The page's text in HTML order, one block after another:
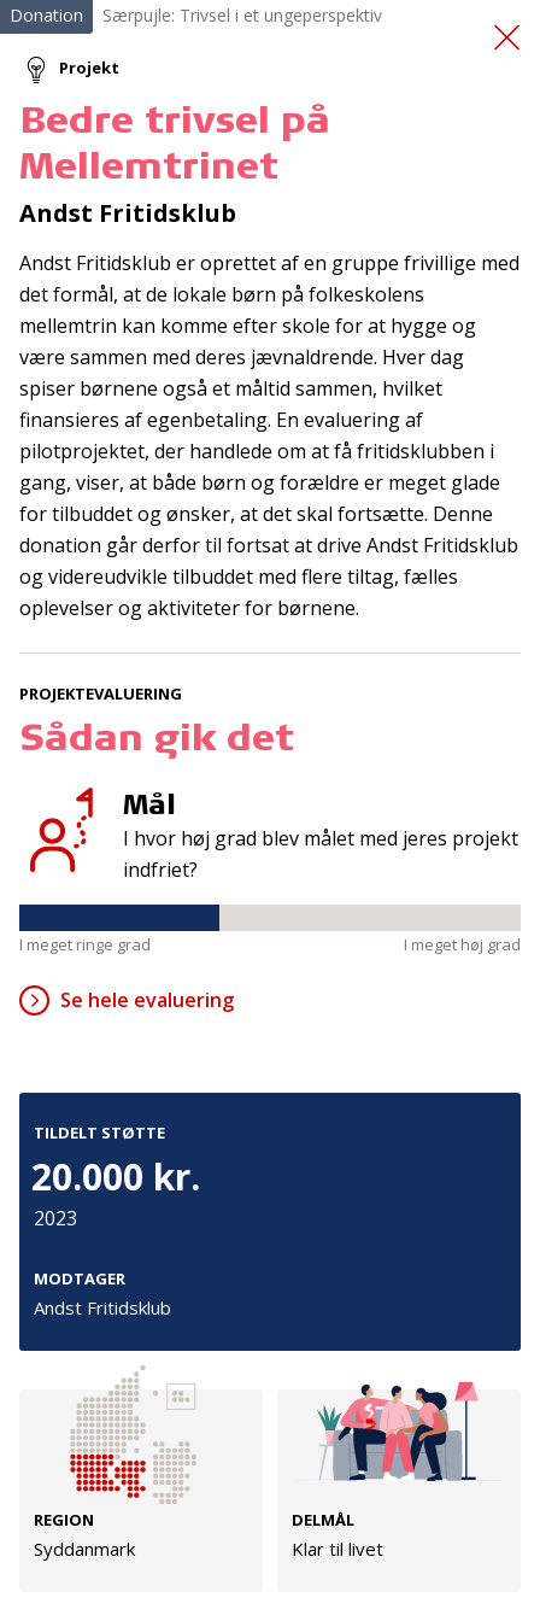
Indkøb af Paro
Donation Særpujle: Trivsel i et ungeperspektiv
Projekt
Bedre trivsel på
Mellemtrinet
Andst Fritidsklub
Andst Fritidsklub er oprettet af en gruppe frivillige med
det formål, at de lokale børn på folkeskolens
mellemtrin kan komme efter skole for at hygge og
være sammen med deres jævnaldrende. Hver dag
spiser børnene også et måltid sammen, hvilket
finansieres af egenbetaling. En evaluering af
pilotprojektet, der handlede om at få fritidsklubben i
gang, viser, at både børn og forældre er meget glade
for tilbuddet og ønsker, at det skal fortsætte. Denne
donation går derfor til fortsat at drive Andst Fritidsklub
og videreudvikle tilbuddet med flere tiltag, fælles
oplevelser og aktiviteter for børnene.
PROJEKTEVALUERING
Sådan gik det
Mål
I hvor høj grad blev målet med jeres projekt
indfriet?
I meget ringe grad I meget høj grad
Se hele evaluering
TILDELT STØTTE
20.000 kr.
2023
MODTAGER
Andst Fritidsklub
REGION
Syddanmark
DELMÅL
Klar til livet
Tilmeld nyhedsbrev
De seneste nyheder om TrygFondens og TryghedsGruppens
aktiviteter direkte i din indbakke.
Tilmeld
Kontakt
TrygFonden
T:45 26 08 00
info@trygfonden.dk
45 26 08 26
info@tryghedsgruppen.dk
Adresse
Hummeltoftevej 49
Fakturering
Presse
Persondata
Vilkår
Følg os
TryghedsGruppen
TrygFonden
Facebook LinkedIn